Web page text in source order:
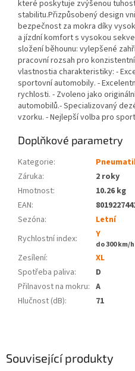
Související produkty
které poskytuje zvýšenou
stabilitu.Přizpůsobený design
bezpečnost za mokra díky
a jízdní komfort s vysokou
složení běhounu: vylepšené
pracovní rozsah pro
vlastnostia charakteristiky: -
sportovní automobily. -
rychlosti. - Zvoleno jako
automobilů.- Specializovaný
vzorku. - Nejlepší volba pro
Doplňkové parametry
Kategorie:
Záruka:
2 roky
Hmotnost:
10.26 kg
EAN:
Sezóna:
Letní
Rychlostní index:
Y
do 300 km/h
Zesílení:
XL
Spotřeba paliva:
D
Přilnavost na mokru: A
Hlučnost (dB): 71